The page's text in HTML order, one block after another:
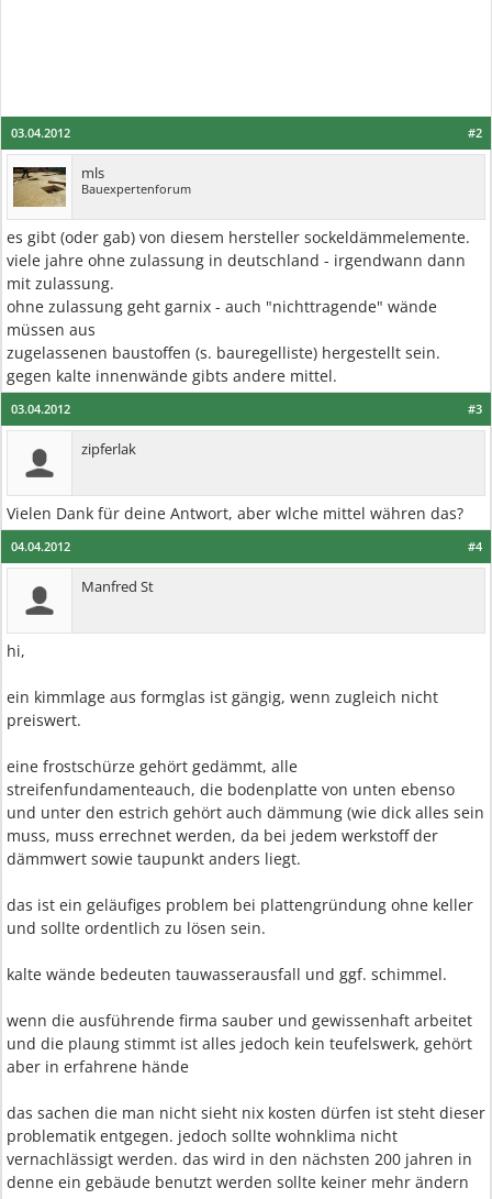
#2
03.04.2012
mls
Bauexpertenforum
es gibt (oder gab) von diesem hersteller sockeldämmelemente.
viele jahre ohne zulassung in deutschland - irgendwann dann
mit zulassung.
ohne zulassung geht garnix - auch "nichttragende" wände
müssen aus
zugelassenen baustoffen (s. bauregelliste) hergestellt sein.
gegen kalte innenwände gibts andere mittel.
#3
03.04.2012
zipferlak
Vielen Dank für deine Antwort, aber wlche mittel währen das?
#4
04.04.2012
Manfred St
hi,
ein kimmlage aus formglas ist gängig, wenn zugleich nicht
preiswert.
eine frostschürze gehört gedämmt, alle
streifenfundamenteauch, die bodenplatte von unten ebenso
und unter den estrich gehört auch dämmung (wie dick alles sein
muss, muss errechnet werden, da bei jedem werkstoff der
dämmwert sowie taupunkt anders liegt.
das ist ein geläufiges problem bei plattengründung ohne keller
und sollte ordentlich zu lösen sein.
kalte wände bedeuten tauwasserausfall und ggf. schimmel.
wenn die ausführende firma sauber und gewissenhaft arbeitet
und die plaung stimmt ist alles jedoch kein teufelswerk, gehört
aber in erfahrene hände
das sachen die man nicht sieht nix kosten dürfen ist steht dieser
problematik entgegen. jedoch sollte wohnklima nicht
vernachlässigt werden. das wird in den nächsten 200 jahren in
denne ein gebäude benutzt werden sollte keiner mehr ändern